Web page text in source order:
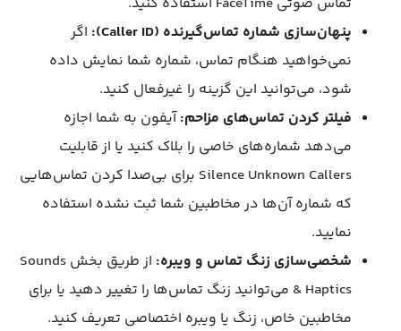
پنهان‌سازی شماره تماس‌گیرنده (Caller ID):
اگر
نمی‌خواهید هنگام تماس، شماره شما نمایش داده
شود، می‌توانید این گزینه را غیرفعال کنید.
فیلتر کردن تماس‌های مزاحم:آیفون به شما اجازه
می‌دهد شماره‌های خاصی را بلاک کنید یا از قابلیت
Silence Unknown Callers برای بی‌صدا کردن تماس‌هایی
که شماره آن‌ها در مخاطبین شما ثبت نشده استفاده
نمایید.
شخصی‌سازی زنگ تماس و ویبره:
از طریق بخش Sounds
& Haptics می‌توانید زنگ تماس‌ها را تغییر دهید یا برای
مخاطبین خاص، زنگ یا ویبره اختصاصی تعریف کنید.